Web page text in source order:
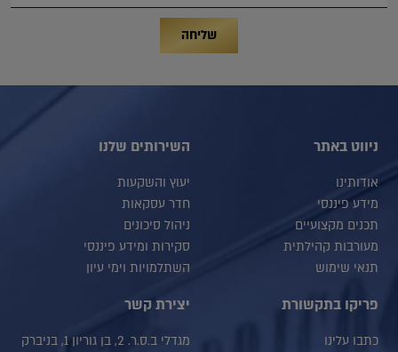
שליחה
ניווט באתר
אודותינו
מידע פיננסי
תכנים מקצועיים
מעורבות קהילתית
תנאי שימוש
השירותים שלנו
יעוץ והשקעות
חדר עסקאות
ניהול סיכונים
סקירות ומידע פיננסי
השתלמויות וימי עיון
פריקו בתקשורת
כתבו עלינו
יצירת קשר
מגדלי ב.ס.ר. 2, בן גוריון 1, בניברק